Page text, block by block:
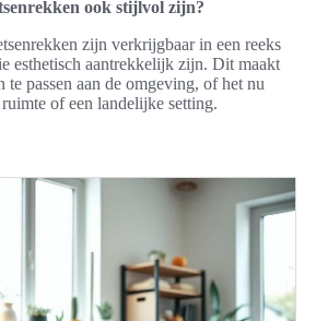
ook stijlvol zijn?
zijn verkrijgbaar in een reeks
esthetisch aantrekkelijk zijn. Dit maakt
te passen aan de omgeving, of het nu
of een landelijke setting.